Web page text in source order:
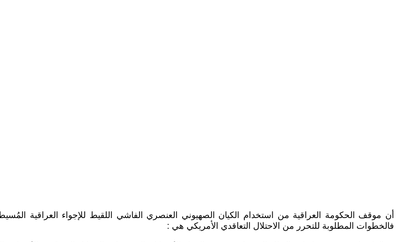
أن موقف الحكومة العراقية من استخدام الكيان الصهيوني العنصري الفاشي اللقيط للإجواء العراقية
فالخطوات المطلوبة للتحرر من الاحتلال التعاقدي الأمريكي هي :